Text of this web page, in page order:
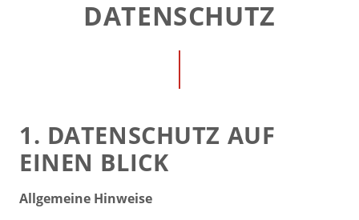
DATENSCHUTZ
1. DATENSCHUTZ AUF
EINEN BLICK
Allgemeine Hinweise